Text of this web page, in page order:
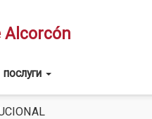
Alcorcón
послуги